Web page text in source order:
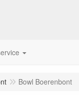
Bowl Boerenbont